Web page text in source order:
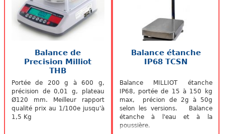
Balance de
Precision Milliot
THB
Portée de 200 g à 600 g,
précision de 0,01 g, plateau
Ø120 mm. Meilleur rapport
qualité prix au 1/100e jusqu'à
1,5 Kg
Balance étanche
IP68 TCSN
Balance MILLIOT étanche
IP68, portée de 15 à 150 kg
max, précion de 2g à 50g
selon les versions. Balance
étanche à l'eau et à la
poussière.